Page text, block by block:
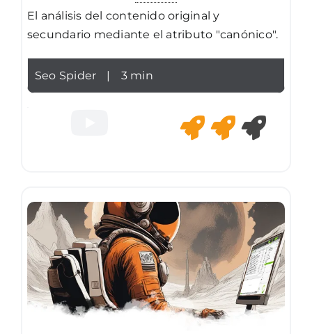
El análisis del contenido original y
secundario mediante el atributo "canónico".
Seo Spider 3 min